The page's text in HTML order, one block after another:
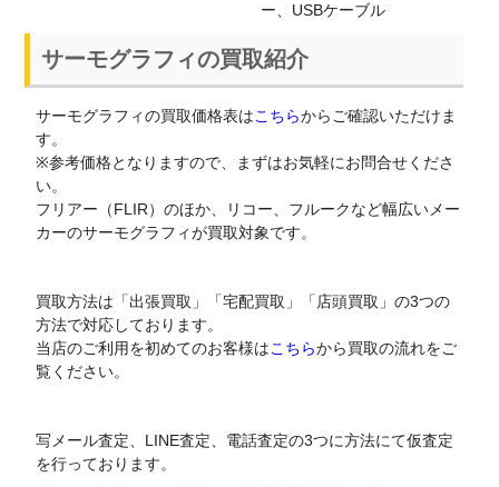
ー、USBケーブル
サーモグラフィの買取紹介
サーモグラフィの買取価格表はこちらからご確認いただけま
す。
※参考価格となりますので、まずはお気軽にお問合せくださ
い。
フリアー（FLIR）のほか、リコー、フルークなど幅広いメー
カーのサーモグラフィが買取対象です。
買取方法は「出張買取」「宅配買取」「店頭買取」の3つの
方法で対応しております。
当店のご利用を初めてのお客様はこちらから買取の流れをご
覧ください。
写メール査定、LINE査定、電話査定の3つに方法にて仮査定
を行っております。